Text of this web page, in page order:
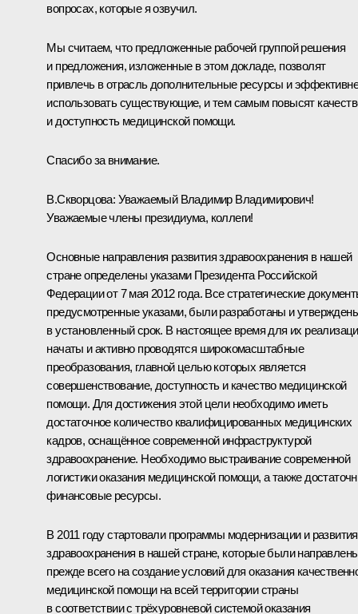
вопросах, которые я озвучил.
Мы считаем, что предложенные рабочей группой решения
и предложения, изложенные в этом докладе, позволят
привлечь в отрасль дополнительные ресурсы и
использовать существующие, и тем самым повысят
и доступность медицинской помощи.
Спасибо за внимание.
В.Скворцова: Уважаемый Владимир Владимирович!
Уважаемые члены президиума, коллеги!
Основные направления развития здравоохранения в нашей
стране определены указами Президента Российской
Федерации от 7 мая 2012 года. Все стратегические
предусмотренные указами, были разработаны и
в установленный срок. В настоящее время для их
начаты и активно проводятся широкомасштабные
преобразования, главной целью которых является
совершенствование, доступность и качество медицинской
помощи. Для достижения этой цели необходимо иметь
достаточное количество квалифицированных медицинских
кадров, оснащённое современной инфраструктурой
здравоохранение. Необходимо выстраивание современной
логистики оказания медицинской помощи, а также
финансовые ресурсы.
В 2011 году стартовали программы модернизации и развития
здравоохранения в нашей стране, которые были
прежде всего на создание условий для оказания
медицинской помощи на всей территории страны
в соответствии с трёхуровневой системой оказания